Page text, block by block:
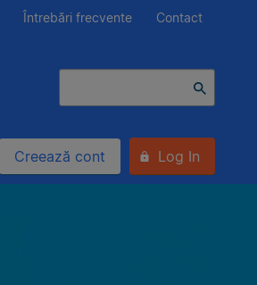
Întrebări frecvente Contact
Creează cont Log In